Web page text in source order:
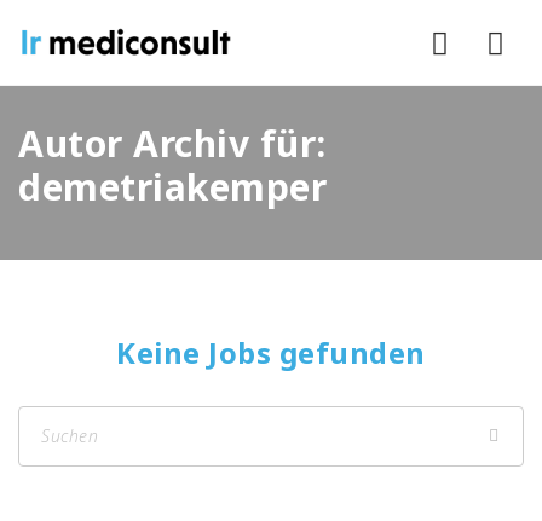
Autor Archiv für:
demetriakemper
Keine Jobs gefunden